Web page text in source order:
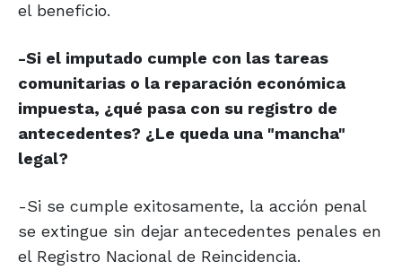
el beneficio.
-Si el imputado cumple con las tareas
comunitarias o la reparación económica
impuesta, ¿qué pasa con su registro de
antecedentes? ¿Le queda una "mancha"
legal?
-Si se cumple exitosamente, la acción penal
se extingue sin dejar antecedentes penales en
el Registro Nacional de Reincidencia.